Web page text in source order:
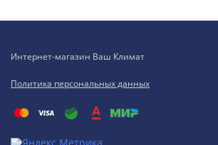
Интернет-магазин Ваш Климат
Политика персональных данных